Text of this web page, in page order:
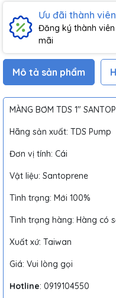
Ưu đãi thành viên
Đăng ký thành
mãi
Mô tả sản phẩm
MÀNG BƠM TDS 1″
Hãng sản xuất: TDS Pump
Đơn vị tính: Cái
Vật liệu: Santoprene
Tình trạng: Mới 100%
Tình trạng hàng: Hàng có
Xuất xứ: Taiwan
Giá: Vui lòng gọi
Hotline: 0919104550